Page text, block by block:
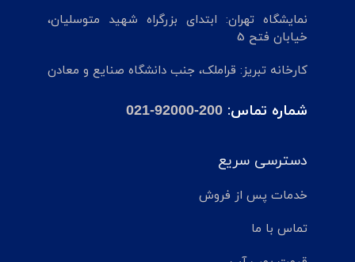
نمایشگاه تهران: ابتدای بزرگراه شهید متوسلیان،
خیابان فتح 5
کارخانه تبریز: قراملک، جنب دانشگاه صنایع و معادن
شماره تماس: 021-92000-200
دسترسی سریع
خدمات پس از فروش
تماس با ما